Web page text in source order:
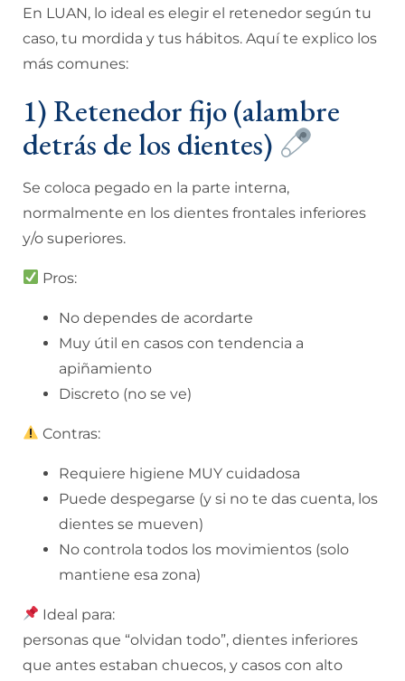
En LUAN, lo ideal es elegir el retenedor según tu
caso, tu mordida y tus hábitos. Aquí te explico los
más comunes:
1) Retenedor fijo (alambre
detrás de los dientes)
Se coloca pegado en la parte interna,
normalmente en los dientes frontales inferiores
y/o superiores.
Pros:
No dependes de acordarte
Muy útil en casos con tendencia a
apiñamiento
Discreto (no se ve)
Contras:
Requiere higiene MUY cuidadosa
Puede despegarse (y si no te das cuenta, los
dientes se mueven)
No controla todos los movimientos (solo
mantiene esa zona)
Ideal para:
personas que “olvidan todo”, dientes inferiores
que antes estaban chuecos, y casos con alto